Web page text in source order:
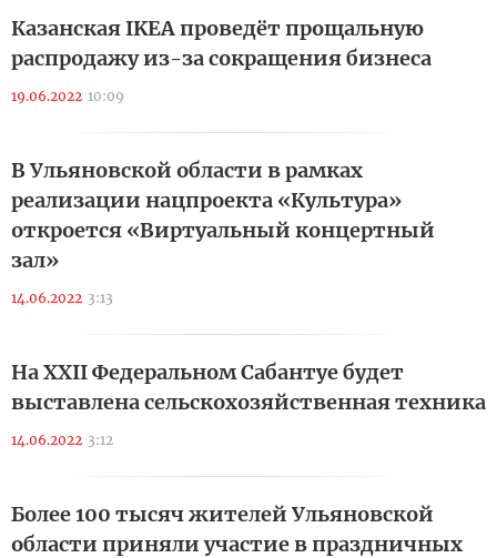
Казанская IKEA проведёт прощальную
распродажу из-за сокращения бизнеса
19.06.2022 10:09
В Ульяновской области в рамках
реализации нацпроекта «Культура»
откроется «Виртуальный концертный
зал»
14.06.2022 3:13
На XXII Федеральном Сабантуе будет
выставлена сельскохозяйственная техника
14.06.2022 3:12
Более 100 тысяч жителей Ульяновской
области приняли участие в праздничных